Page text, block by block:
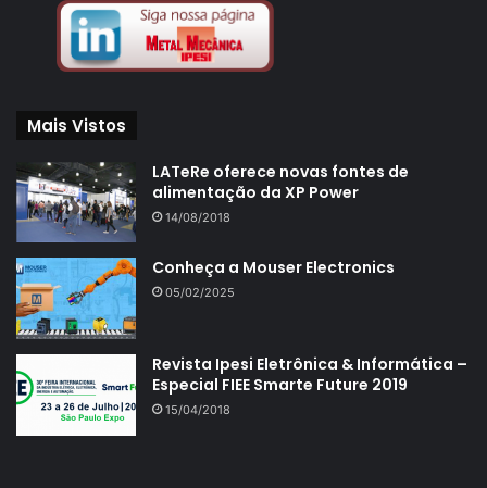
Mais Vistos
LATeRe oferece novas fontes de
alimentação da XP Power
14/08/2018
Conheça a Mouser Electronics
05/02/2025
Revista Ipesi Eletrônica & Informática –
Especial FIEE Smarte Future 2019
15/04/2018